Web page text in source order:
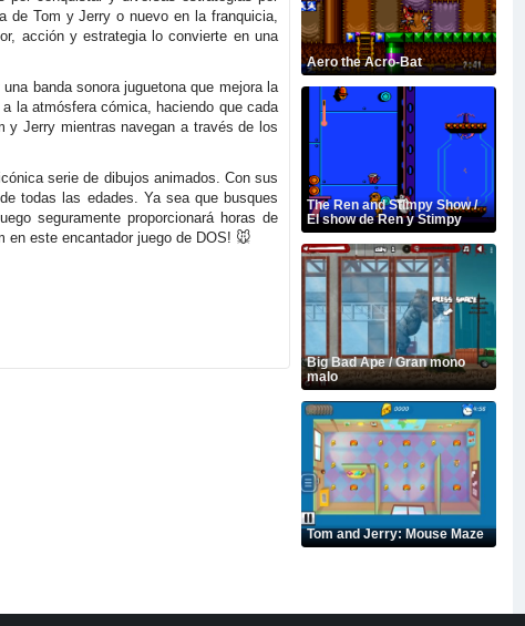
de Tom y Jerry o nuevo en la franquicia,
acción y estrategia lo convierte en una
banda sonora juguetona que mejora la
la atmósfera cómica, haciendo que cada
y Jerry mientras navegan a través de los
serie de dibujos animados. Con sus
todas las edades. Ya sea que busques
seguramente proporcionará horas de
en este encantador juego de DOS! 🐭
Aero the Acro-Bat
The Ren and Stimpy Show /
El show de Ren y Stimpy
Big Bad Ape / Gran mono
malo
Tom and Jerry: Mouse Maze